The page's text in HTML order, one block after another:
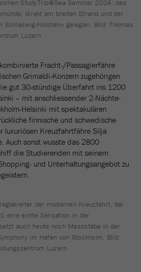
StudyTrip@Sea Seminar 2024: das
direkt am breiten Strand und der
Schleswig-Holstein» gelegen. Bild: Thomas
Luzern
Fracht-/Passagierfähre
Grimaldi-Konzern zugehörigen
gut 30-stündige Überfahrt ins 1200
– mit anschliessender 2-Nächte-
Helsinki mit spektakulären
finnische und schwedische
luxuriösen Kreuzfahrtfähre Silja
Auch sonst wusste das 2800
die Studierenden mit seinem
und Unterhaltungsangebot zu
der modernen Kreuzfahrt, bei
eine echte Sensation in der
auch heute noch Massstäbe in der
im Hafen von Stockholm. Bild:
Luzern